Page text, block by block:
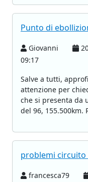
Punto di
Giovanni
09:17
Salve a tutti,
attenzione per
che si presenta da
del 96, 155.500km.
problemi
francesca79